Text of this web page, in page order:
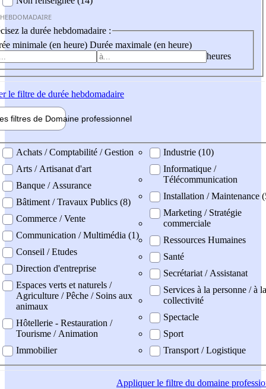
la durée hebdomadaire :
minimale (en heure) Durée maximale (en heure)
heures
le filtre de durée hebdomadaire
filtres de Domaine professionnel
professionel
Achats / Comptabilité / Gestion
Arts / Artisanat d'art
Banque / Assurance
Bâtiment / Travaux Publics (8)
Commerce / Vente
Communication / Multimédia (1)
Conseil / Etudes
Direction d'entreprise
Espaces verts et naturels /
Agriculture / Pêche / Soins aux
animaux
Hôtellerie - Restauration /
Tourisme / Animation
Immobilier
Industrie (10)
Informatique /
Télécommunication
Installation / Maintenance
Marketing / Stratégie
commerciale
Ressources Humaines
Santé
Secrétariat / Assistanat
Services à la personne / à la
collectivité
Spectacle
Sport
Transport / Logistique
Appliquerle filtre du domaine